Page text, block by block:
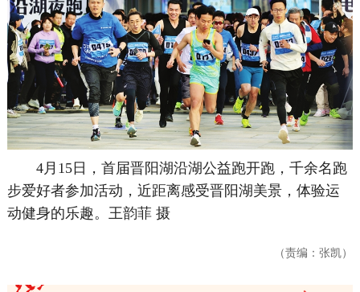
4月15日，首届晋阳湖沿湖公益跑开跑，千余名跑
步爱好者参加活动，近距离感受晋阳湖美景，体验运
动健身的乐趣。 王韵菲 摄
（责编：张凯）